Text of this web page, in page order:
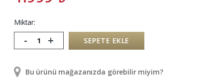
Miktar:
- + SEPETE EKLE
Bu ürünü mağazanızda görebilir miyim?